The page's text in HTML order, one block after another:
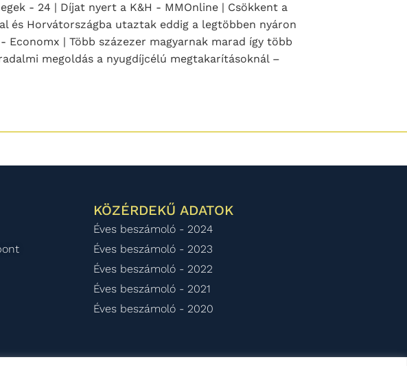
- 24 | Díjat nyert a K&H - MMOnline | Csökkent a
és Horvátországba utaztak eddig a legtöbben nyáron
| Több százezer magyarnak marad így több
megoldás a nyugdíjcélú megtakarításoknál –
KÖZÉRDEKŰ ADATOK
Éves beszámoló - 2024
Éves beszámoló - 2023
Éves beszámoló - 2022
Éves beszámoló - 2021
Éves beszámoló - 2020